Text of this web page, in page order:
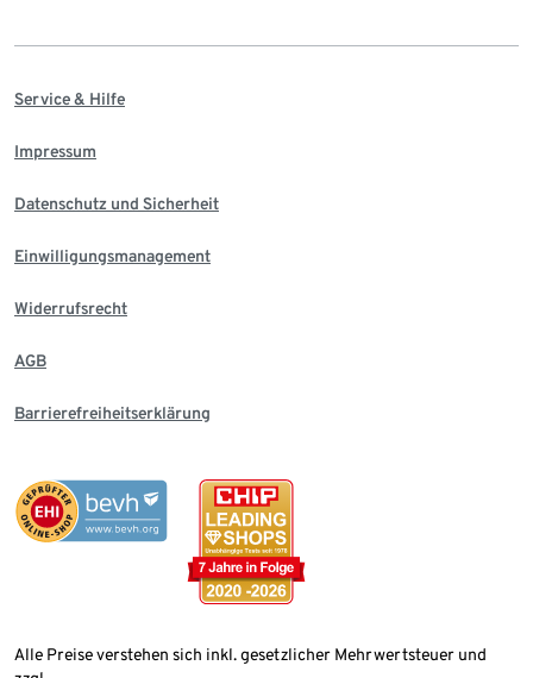
Service & Hilfe
Impressum
Datenschutz und Sicherheit
Einwilligungsmanagement
Widerrufsrecht
AGB
Barrierefreiheitserklärung
Alle Preise verstehen sich inkl. gesetzlicher Mehrwertsteuer und